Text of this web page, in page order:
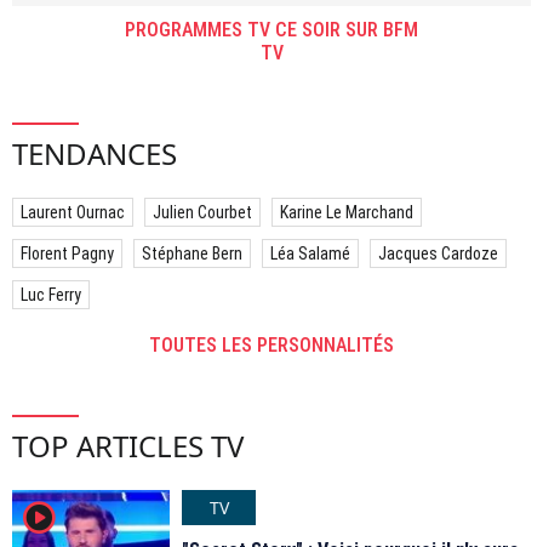
PROGRAMMES TV CE SOIR SUR BFM
TV
TENDANCES
Laurent Ournac Julien Courbet Karine Le Marchand
Florent Pagny Stéphane Bern Léa Salamé Jacques Cardoze
Luc Ferry
TOUTES LES PERSONNALITÉS
TOP ARTICLES TV
player2
TV